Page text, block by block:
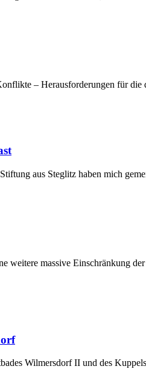
– Herausforderungen für
aus Steglitz haben mich
massive Einschränkung
Wilmersdorf II und des